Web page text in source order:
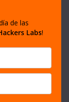
de las
Labs!